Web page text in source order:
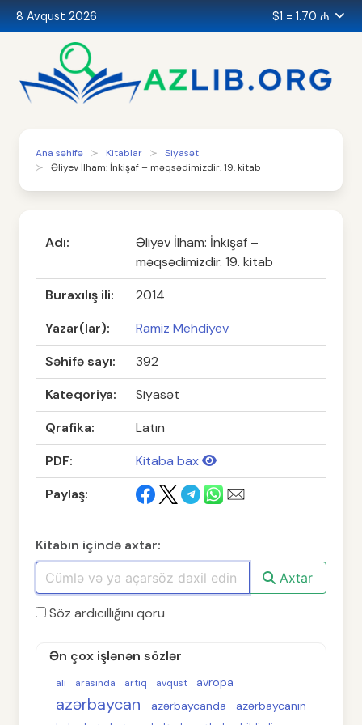
8 Avqust 2026 $1 = 1.70 ₼
Ana səhifə Kitablar
Siyasət
Əliyev İlham: İnkişaf – məqsədimizdir. 19. kitab
Adı:
Əliyev İlham: İnkişaf –
məqsədimizdir. 19. kitab
Buraxılış ili:
2014
Yazar(lar):
Ramiz Mehdiyev
Səhifə sayı:
392
Kateqoriya:
Siyasət
Qrafika:
Latın
PDF:
Kitaba bax
Paylaş:
Kitabın içində axtar:
Axtar
Söz ardıcıllığını qoru
Ən çox işlənən sözlər
ali arasında artıq avqust avropa
azərbaycan azərbaycanda azərbaycanın